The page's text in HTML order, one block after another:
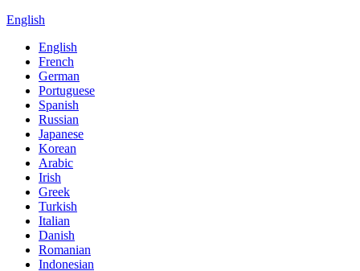
English
English
French
German
Portuguese
Spanish
Russian
Japanese
Korean
Arabic
Irish
Greek
Turkish
Italian
Danish
Romanian
Indonesian